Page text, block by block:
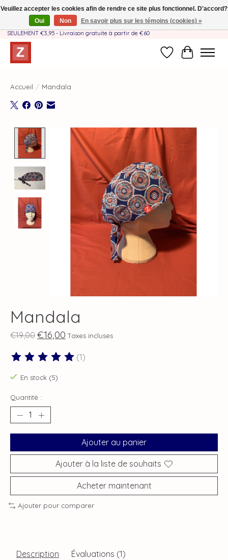
Fait à la main par une équipe mère-fille❤️ - Frais de livraison BE & NL
SEULEMENT €3,95 - Livraison gratuite à partir de €60
Liste dePanier
Accueil / Mandala
Product image slideshow Items
Mandala
€19,00 €16,00 Taxes incluses
Ce produit est évalué à
(1)
En stock (5)
Quantité :
Ajouter au panier
Ajouter à la liste de souhaits
Acheter maintenant
Ajouter pour comparer
Description Évaluations (1)
Veuillez accepter les cookies afin de rendre ce site plus fonctionnel. D'accord?
Oui
Non En savoir plus sur les témoins (cookies) »